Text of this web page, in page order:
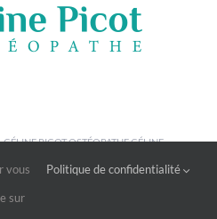
PICOT OSTÉOPATHECÉLINE
BYGUIGOUT SAS
vous
sur
Politique de confidentialité